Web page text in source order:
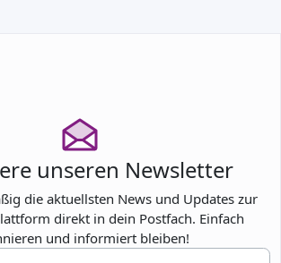
unseren Newsletter
die aktuellsten News und Updates zur
direkt in dein Postfach. Einfach
und informiert bleiben!